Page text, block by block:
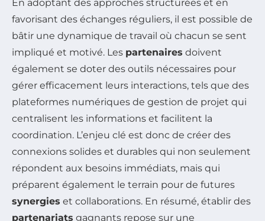
En adoptant des approches structurées et en
favorisant des échanges réguliers, il est possible de
bâtir une dynamique de travail où chacun se sent
impliqué et motivé. Les partenaires doivent
également se doter des outils nécessaires pour
gérer efficacement leurs interactions, tels que des
plateformes numériques de gestion de projet qui
centralisent les informations et facilitent la
coordination. L’enjeu clé est donc de créer des
connexions solides et durables qui non seulement
répondent aux besoins immédiats, mais qui
préparent également le terrain pour de futures
synergies et collaborations. En résumé, établir des
partenariats gagnants repose sur une